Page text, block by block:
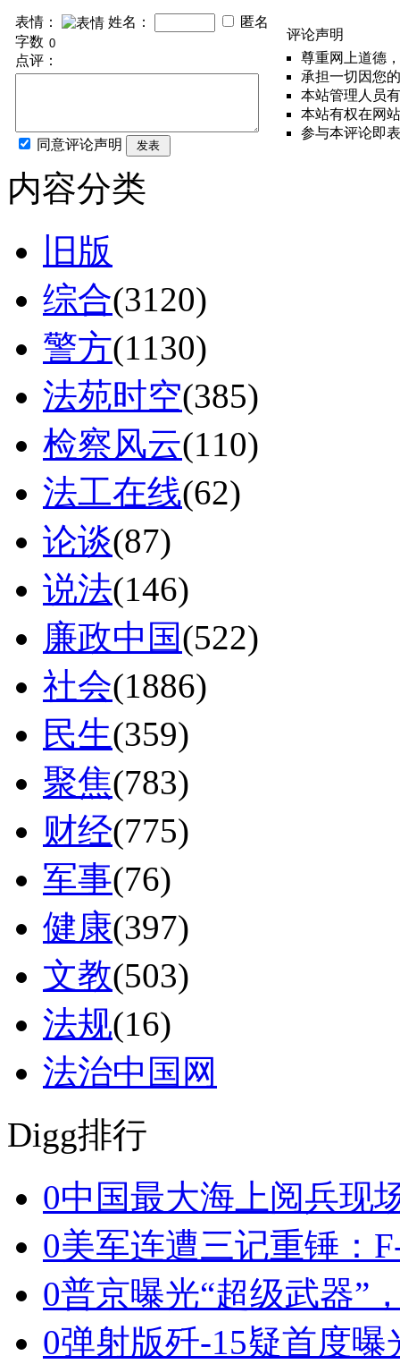
表情： 姓名：
匿名
字数
点评：
同意评论声明 发表
评论声明
尊重网上道德
承担一切因您
本站管理人员
本站有权在网
参与本评论即
内容分类
旧版
综合(3120)
警方(1130)
法苑时空(385)
检察风云(110)
法工在线(62)
论谈(87)
说法(146)
廉政中国(522)
社会(1886)
民生(359)
聚焦(783)
财经(775)
军事(76)
健康(397)
文教(503)
法规(16)
法治中国网
Digg排行
0中国最大海上阅兵现
0美军连遭三记重锤：
0普京曝光“超级武器”
0弹射版歼-15疑首度曝